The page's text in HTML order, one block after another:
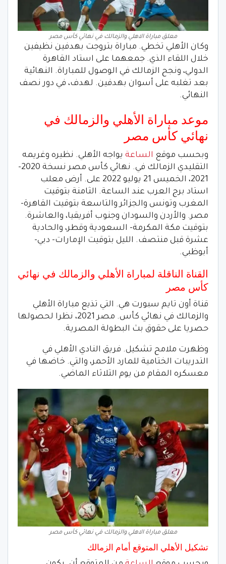
معلق مباراة الاهلي والزمالك في نهائي كأس مصر
وكان الأهلي تخطي. مباراة بتروجت بهدفين نظيفين
خلال اللقاء الذي. جمعهما على استاد القاهرة
الدولي، ونجح الزمالك في الوصول للمباراة. النهائية
بعد تغلبه على أسوان بهدفين. لهدف، في دور نصف
النهائي.
موعد مباراة الأهلي والزمالك في
نهائي كأس مصر
وبحسب موقع الساعة يواجه الأهلي. نظيره وغريمه
التقليدي الزمالك في. نهائي كأس مصر نسخة 2020-
2021، الخميس 21 يوليو 2022 على. أرض معلب
استاد برج العرب عند الساعة. الثامنة بتوقيت
المغرب وتونس والجزائر والتاسعة بتوقيت القاهرة-
مصر. والأردن والسودان وجنوب أفريقيا، والعاشرة.
بتوقيت مكة المكرمة- السعودية وقطر، والحادية
عشرة قبل منتصف. الليل بتوقيت الإمارات- دبي-
أبوظبي.
القناة الناقلة لمباراة الأهلي والزمالك في نهائي
كأس مصر
قناة أون تايم سبورت هي. التي تذيع مباراة الأهلي
والزمالك في نهائي كأس. مصر 2021، نظرا لحصولها
حصريا على حقوق بث البطولة المصرية.
وظهرت ملامح تشكيل. فريق النادي الأهلي في
التدريبات الختامية للمارد الأحمر، والتي. خاضها في
معسكره المقام من يوم الثلاثاء الماضي.
معلق مباراة الاهلي والزمالك في نهائي كأس مصر
تشكيل الأهلي المتوقع أمام الزمالك